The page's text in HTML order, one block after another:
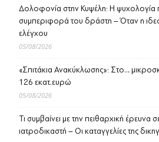
Δολοφονία στην Κυψέλη: Η ψυχολογία
συμπεριφορά του δράστη – Όταν η
ελέγχου
05/08/2026
«Σπιτάκια Ανακύκλωσης»: Στο…
126 εκατ.ευρώ
05/08/2026
Τι συμβαίνει με την πειθαρχική έρευνα
ιατροδικαστή – Οι καταγγελίες της